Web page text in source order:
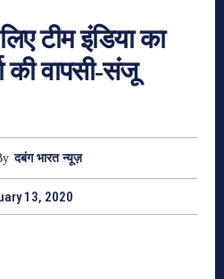
टीम इंडिया का
की वापसी-संजू
दबंग भारत न्यूज़
13, 2020